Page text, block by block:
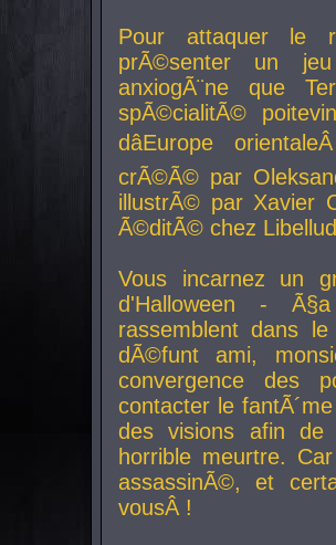
Pour attaquer le
prÃ©senter un
anxiogÃ¨ne que
spÃ©cialitÃ©
dâEurope
crÃ©Ã© par
illustrÃ© par Xavier
Ã©ditÃ© chez
Vous incarnez un
d'Halloween -
rassemblent dans
dÃ©funt ami,
convergence des
contacter le
des visions afin
horrible meurtre.
assassinÃ©, et
vousÂ !